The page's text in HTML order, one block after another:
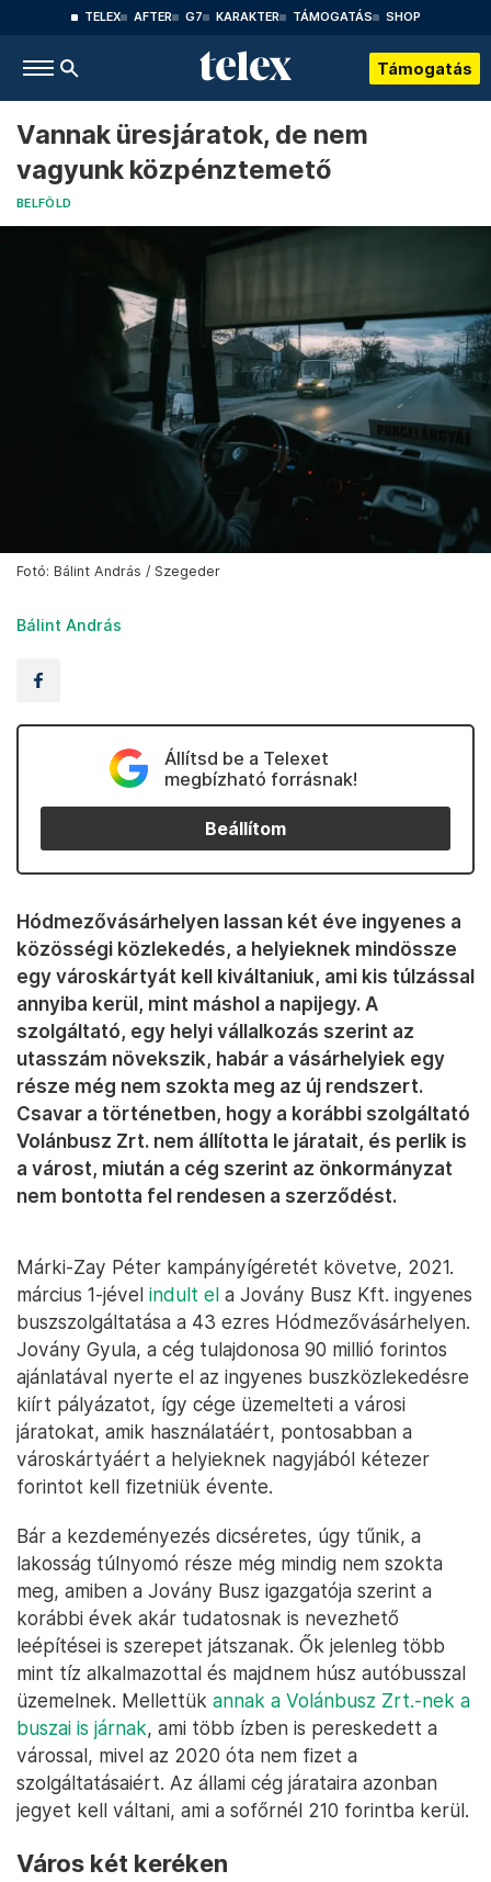
TELEX AFTER G7 KARAKTER TÁMOGATÁS SHOP
Támogatás
Vannak üresjáratok, de nem
vagyunk közpénztemető
BELFÖLD
Fotó: Bálint András / Szegeder
Bálint András
Állítsd be a Telexet
megbízható forrásnak!
Beállítom
Hódmezővásárhelyen lassan két éve ingyenes a
közösségi közlekedés, a helyieknek mindössze
egy városkártyát kell kiváltaniuk, ami kis túlzással
annyiba kerül, mint máshol a napijegy. A
szolgáltató, egy helyi vállalkozás szerint az
utasszám növekszik, habár a vásárhelyiek egy
része még nem szokta meg az új rendszert.
Csavar a történetben, hogy a korábbi szolgáltató
Volánbusz Zrt. nem állította le járatait, és perlik is
a várost, miután a cég szerint az önkormányzat
nem bontotta fel rendesen a szerződést.
Márki-Zay Péter kampányígéretét követve, 2021.
március 1-jével indult el a Jovány Busz Kft. ingyenes
buszszolgáltatása a 43 ezres Hódmezővásárhelyen.
Jovány Gyula, a cég tulajdonosa 90 millió forintos
ajánlatával nyerte el az ingyenes buszközlekedésre
kiírt pályázatot, így cége üzemelteti a városi
járatokat, amik használatáért, pontosabban a
városkártyáért a helyieknek nagyjából kétezer
forintot kell fizetniük évente.
Bár a kezdeményezés dicséretes, úgy tűnik, a
lakosság túlnyomó része még mindig nem szokta
meg, amiben a Jovány Busz igazgatója szerint a
korábbi évek akár tudatosnak is nevezhető
leépítései is szerepet játszanak. Ők jelenleg több
mint tíz alkalmazottal és majdnem húsz autóbusszal
üzemelnek. Mellettük annak a Volánbusz Zrt.-nek a
buszai is járnak, ami több ízben is pereskedett a
várossal, mivel az 2020 óta nem fizet a
szolgáltatásaiért. Az állami cég járataira azonban
jegyet kell váltani, ami a sofőrnél 210 forintba kerül.
Város két keréken